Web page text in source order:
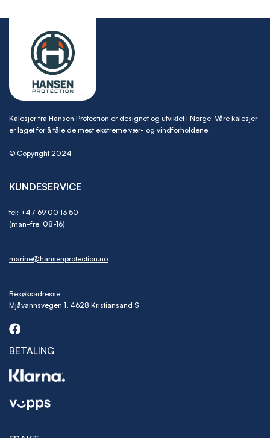
Kalesjer fra Hansen Protection er designet og utviklet i Norge. Våre kalesjer
er laget for å tåle de mest ekstreme vær- og vindforholdene.
© Copyright 2024
KUNDESERVICE
tel: +47 69 00 13 50
(man-fre. 08-16)
marine@hansenprotection.no
Besøksadresse:
Mjåvannsvegen 1, 4628 Kristiansand S
BETALING